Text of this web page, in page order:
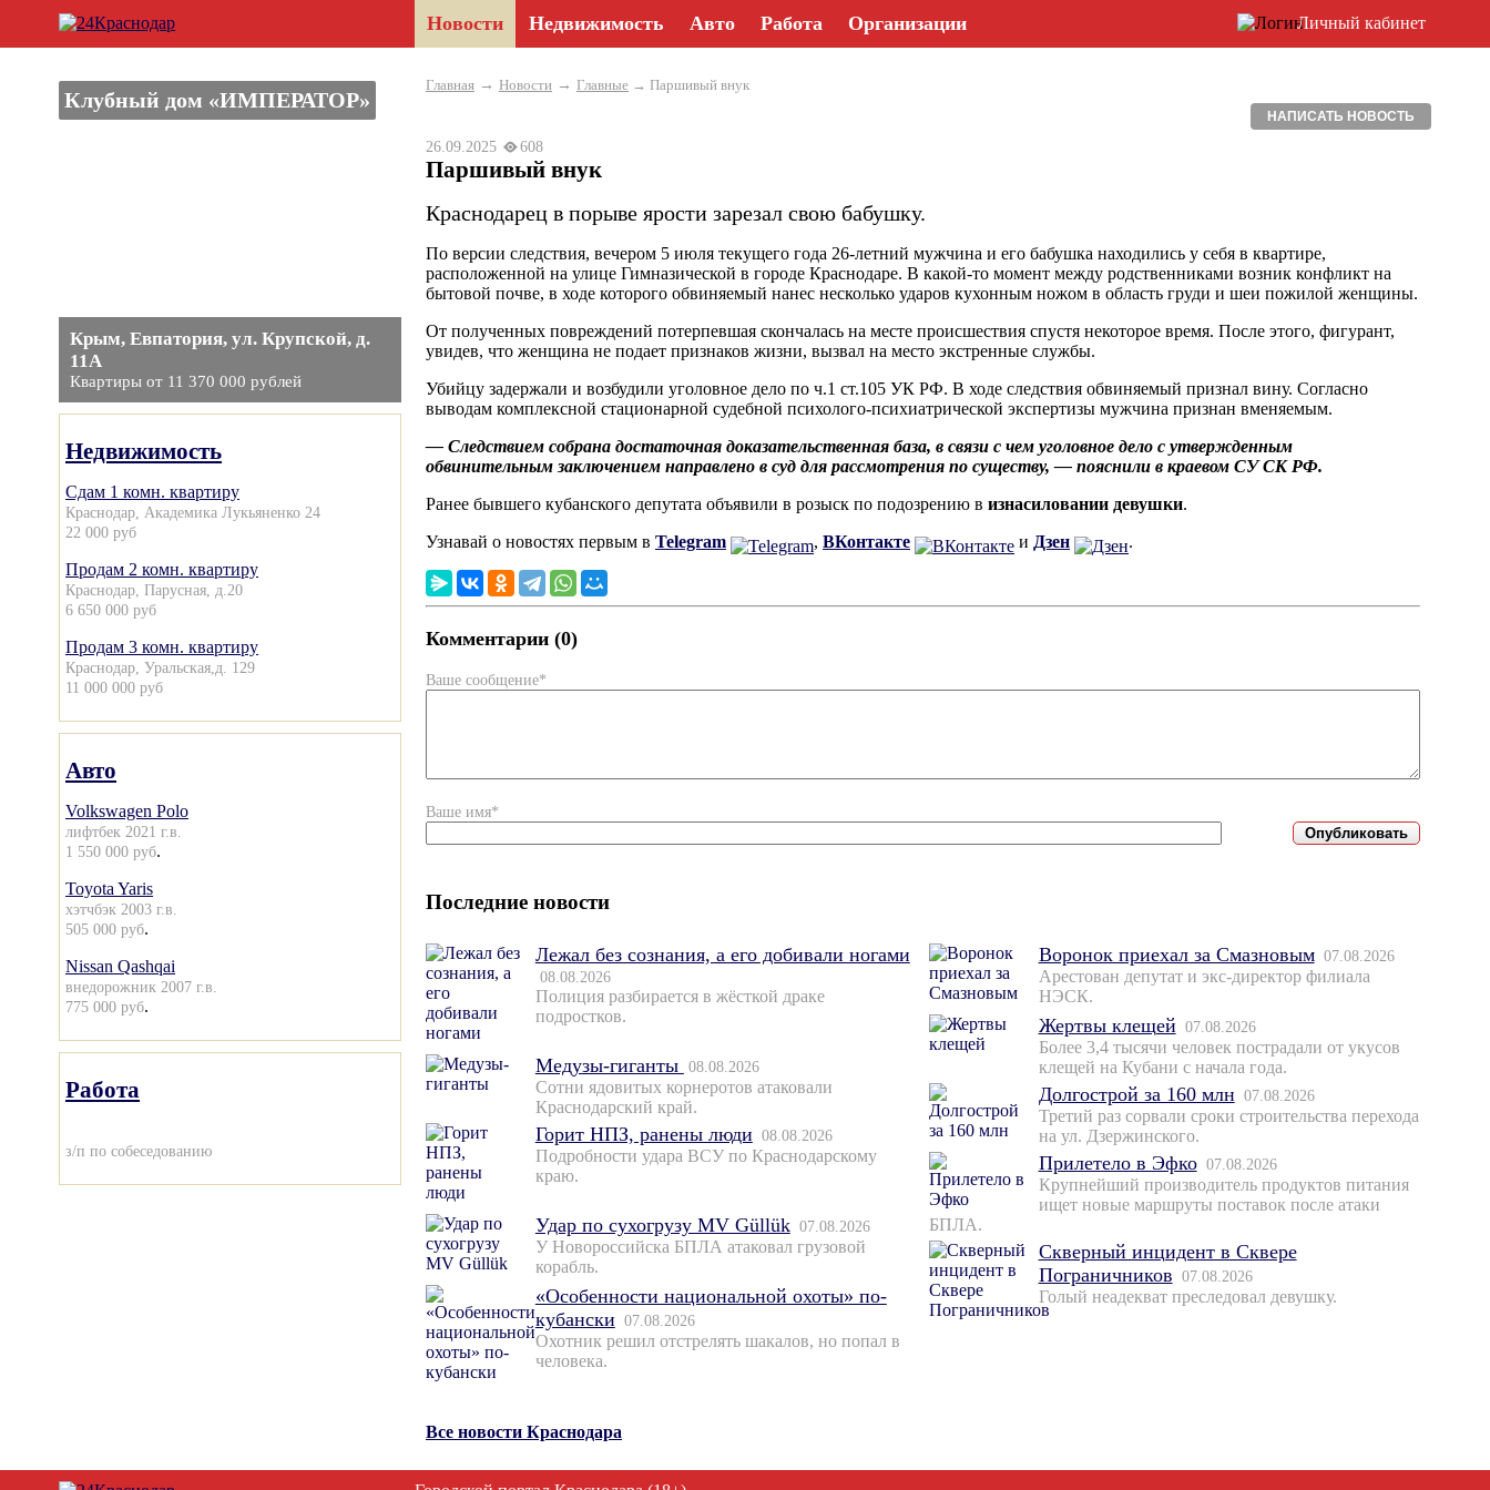
Новости Недвижимость Авто Работа Организации Личный кабинет
Клубный дом «ИМПЕРАТОР»
Крым, Евпатория, ул. Крупской, д.
11А
Квартиры от 11 370 000 рублей
Недвижимость
Сдам 1 комн. квартиру
Краснодар, Академика Лукьяненко 24
22 000 руб
Продам 2 комн. квартиру
Краснодар, Парусная, д.20
6 650 000 руб
Продам 3 комн. квартиру
Краснодар, Уральская,д. 129
11 000 000 руб
Авто
Volkswagen Polo
лифтбек 2021 г.в.
1 550 000 руб.
Toyota Yaris
хэтчбэк 2003 г.в.
505 000 руб.
Nissan Qashqai
внедорожник 2007 г.в.
775 000 руб.
Работа
з/п по собеседованию
Главная → Новости → Главные → Паршивый внук
НАПИСАТЬ НОВОСТЬ
26.09.2025 608
Паршивый внук
Краснодарец в порыве ярости зарезал свою бабушку.
По версии следствия, вечером 5 июля текущего года 26-летний мужчина и его бабушка находились у себя в квартире,
расположенной на улице Гимназической в городе Краснодаре. В какой-то момент между родственниками возник конфликт на
бытовой почве, в ходе которого обвиняемый нанес несколько ударов кухонным ножом в область груди и шеи пожилой женщины.
От полученных повреждений потерпевшая скончалась на месте происшествия спустя некоторое время. После этого, фигурант,
увидев, что женщина не подает признаков жизни, вызвал на место экстренные службы.
Убийцу задержали и возбудили уголовное дело по ч.1 ст.105 УК РФ. В ходе следствия обвиняемый признал вину. Согласно
выводам комплексной стационарной судебной психолого-психиатрической экспертизы мужчина признан вменяемым.
— Следствием собрана достаточная доказательственная база, в связи с чем уголовное дело с утвержденным
обвинительным заключением направлено в суд для рассмотрения по существу, — пояснили в краевом СУ СК РФ.
Ранее бывшего кубанского депутата объявили в розыск по подозрению в изнасиловании девушки.
Узнавай о новостях первым в Telegram , ВКонтакте и Дзен .
Комментарии (0)
Ваше сообщение*
Ваше имя*
Последние новости
Лежал без сознания, а его добивали ногами
08.08.2026
Полиция разбирается в жёсткой драке
подростков.
Медузы-гиганты 08.08.2026
Сотни ядовитых корнеротов атаковали
Краснодарский край.
Горит НПЗ, ранены люди 08.08.2026
Подробности удара ВСУ по Краснодарскому
краю.
Удар по сухогрузу MV Güllük 07.08.2026
У Новороссийска БПЛА атаковал грузовой
корабль.
«Особенности национальной охоты» по-
кубански 07.08.2026
Охотник решил отстрелять шакалов, но попал в
человека.
Воронок приехал за Смазновым 07.08.2026
Арестован депутат и экс-директор филиала
НЭСК.
Жертвы клещей 07.08.2026
Более 3,4 тысячи человек пострадали от укусов
клещей на Кубани с начала года.
Долгострой за 160 млн 07.08.2026
Третий раз сорвали сроки строительства перехода
на ул. Дзержинского.
Прилетело в Эфко 07.08.2026
Крупнейший производитель продуктов питания
ищет новые маршруты поставок после атаки
БПЛА.
Скверный инцидент в Сквере
Пограничников 07.08.2026
Голый неадекват преследовал девушку.
Все новости Краснодара